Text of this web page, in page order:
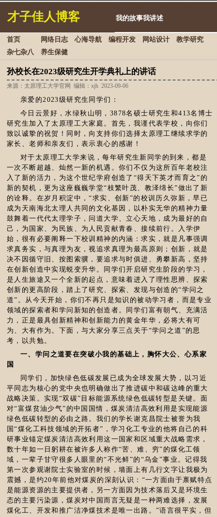
才子佳人博客 我的故事我讲述
首页 网络日志 心海导航 编程开发 网站设计
教学研究
杂七杂八
养生保健
孙校长在2023级研究生开学典礼上的讲话
来源：太原理工大学官网 编辑：xjh 2023-09-06
亲爱的2023级研究生同学们：
今日云景好，水绿秋山明，3878名硕士研究生和413名博士
研究生加入了太原理工大家庭。首先，我谨代表学校，向你们
致以诚挚的祝贺！同时，向支持你们选择太原理工继续求学的
家长、老师和亲友们，表示衷心的感谢！
对于太原理工大学来说，每年研究生新同学的到来，都是
一次不断超越、灿然一新的机遇。你们不仅为这所百年老校注
入了新的活力，为这个世纪学府创造了“得天下英才而育之”的
新的契机，更为这座巍巍学堂“枝繁叶茂、教泽绵长”做出了新
的诠释。在岁月积淀中，“求实、创新”的校训历久弥新，早已
成为天南海北太理人共同的文化基因，以朴实无华的精神力量
鼓舞着一代代太理学子，问道大学、立心天地，成为最好的自
己，为国家、为民族、为人民贡献青春、接续前行。入学伊
始，很有必要阐释一下校训精神的内涵：求实，就是凡事强调
求真务实，与真理为友，视追求真理为最高原则；创新，就是
决不因循守旧、按图索骥，要追求与时俱进、勇攀新高，坚持
在创新创造中实现蜕变升华。同学们开启研究生阶段的学习，
是人生旅途又一个全新的起点，意味着进入了理性思辨、探索
创新的更高阶段，踏上了研究、探索、发现与创造的“学问之
道”。从今天开始，你们不再只是知识的被动学习者，而是专业
领域的探索者和学问新知的创造者。同学们富有朝气、充满活
力，正是最具创新精神和创新能力的黄金年华，必将大有可
为、大有作为。下面，与大家分享三点关于“学问之道”的思
考，以共勉。
一、学问之道要在突破小我的基础上，胸怀大公、心系家
国
同学们，加快绿色低碳发展已成为全球发展大势，以习近
平同志为核心的党中央也明确做出了推进碳中和碳达峰的重大
战略决策。实现“双碳”目标能源系统绿色低碳转型是关键。面
对“富煤贫油少气”的中国国情，煤炭清洁高效利用是实现能源
绿色低碳转型的必由之路。我们的学长谢克昌院士被誉为我
国“煤化工科技领域的开拓者”，学习化工专业的他将自己的科
研事业锚定煤炭清洁高效利用这一国家和区域重大战略需求，
数十年如一日躬耕在被许多人称作“苦、难、穷”的煤化工领
域，一辈子甘守很多人眼里的“不光鲜”的“乌金”事业。记得我
第一次参观谢院士实验室的时候，墙面上有几行文字让我极为
震撼，是约20年前他对煤炭的深刻认识：“一方面由于禀赋特点
是能源资源的主要提供者，另一方面因为技术落后又是环境生
态的主要污染源，煤炭对中国而言无疑是一种两难选择，发展
煤化工、开发和推广洁净煤技术是唯一出路。”语言很平实，但